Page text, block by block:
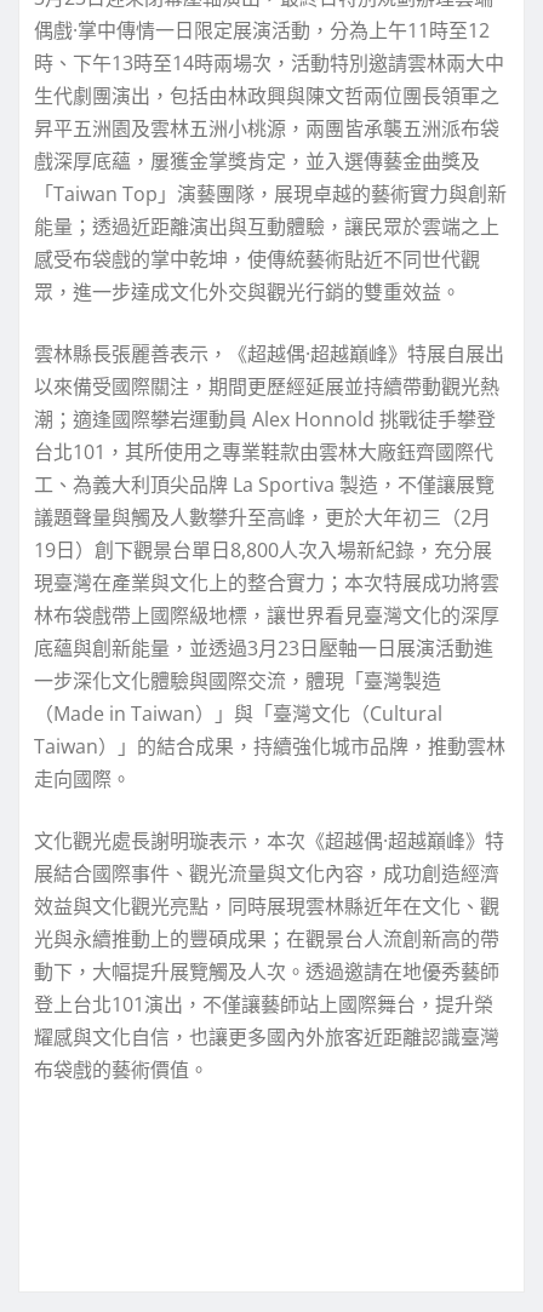
偶戲·掌中傳情一日限定展演活動，分為上午11時至12
時、下午13時至14時兩場次，活動特別邀請雲林兩大中
生代劇團演出，包括由林政興與陳文哲兩位團長領軍之
昇平五洲園及雲林五洲小桃源，兩團皆承襲五洲派布袋
戲深厚底蘊，屢獲金掌獎肯定，並入選傳藝金曲獎及
「Taiwan Top」演藝團隊，展現卓越的藝術實力與創新
能量；透過近距離演出與互動體驗，讓民眾於雲端之上
感受布袋戲的掌中乾坤，使傳統藝術貼近不同世代觀
眾，進一步達成文化外交與觀光行銷的雙重效益。
雲林縣長張麗善表示，《超越偶·超越巔峰》特展自展出
以來備受國際關注，期間更歷經延展並持續帶動觀光熱
潮；適逢國際攀岩運動員 Alex Honnold 挑戰徒手攀登
台北101，其所使用之專業鞋款由雲林大廠鈺齊國際代
工、為義大利頂尖品牌 La Sportiva 製造，不僅讓展覽
議題聲量與觸及人數攀升至高峰，更於大年初三（2月
19日）創下觀景台單日8,800人次入場新紀錄，充分展
現臺灣在產業與文化上的整合實力；本次特展成功將雲
林布袋戲帶上國際級地標，讓世界看見臺灣文化的深厚
底蘊與創新能量，並透過3月23日壓軸一日展演活動進
一步深化文化體驗與國際交流，體現「臺灣製造
（Made in Taiwan）」與「臺灣文化（Cultural
Taiwan）」的結合成果，持續強化城市品牌，推動雲林
走向國際。
文化觀光處長謝明璇表示，本次《超越偶·超越巔峰》特
展結合國際事件、觀光流量與文化內容，成功創造經濟
效益與文化觀光亮點，同時展現雲林縣近年在文化、觀
光與永續推動上的豐碩成果；在觀景台人流創新高的帶
動下，大幅提升展覽觸及人次。透過邀請在地優秀藝師
登上台北101演出，不僅讓藝師站上國際舞台，提升榮
耀感與文化自信，也讓更多國內外旅客近距離認識臺灣
布袋戲的藝術價值。